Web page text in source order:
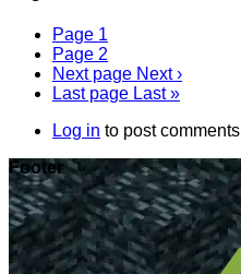
Page 1
Page 2
Next page Next ›
Last page Last »
Log in to post comments
Footer